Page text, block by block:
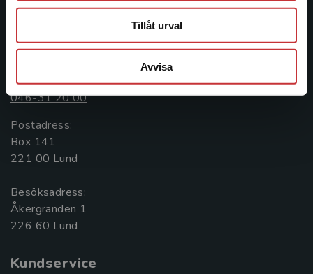
Tillåt urval
Avvisa
Kontakta oss
046-31 20 00
Postadress:
Box 141
221 00 Lund
Besöksadress:
Åkergränden 1
Kundservice